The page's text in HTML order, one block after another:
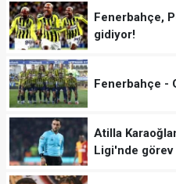
Fenerbahçe,
gidiyor!
Fenerbahçe -
Atilla
Ligi'nde görev